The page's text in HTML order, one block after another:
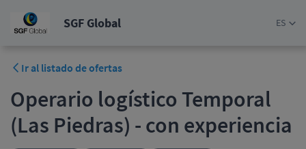
SGF Global ES
Ir al listado de ofertas
Operario logístico Temporal
(Las Piedras) - con experiencia